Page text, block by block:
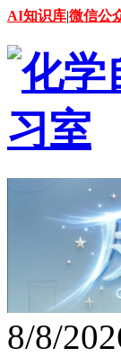
AI知识库|微信公
8/8/